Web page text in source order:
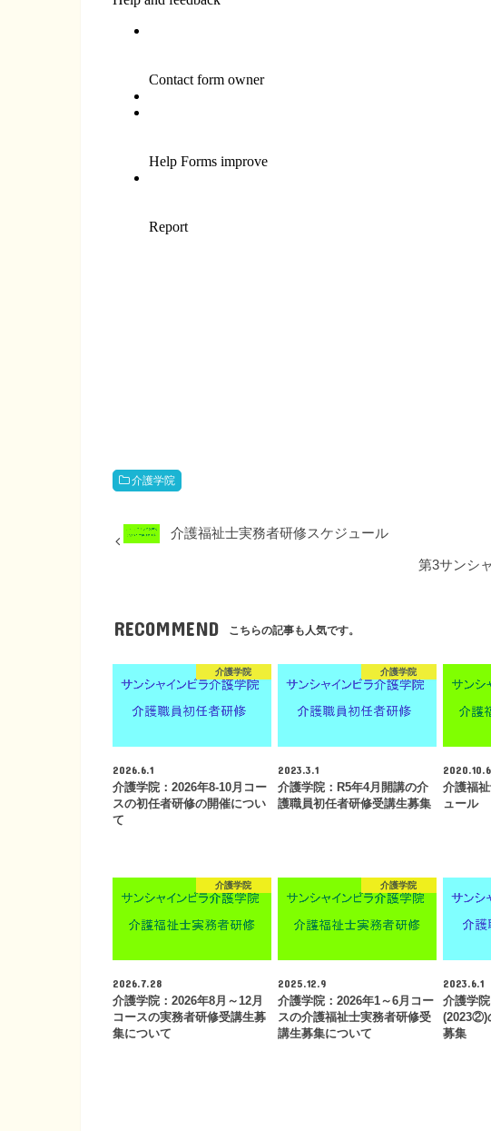
介護学院
介護福祉士実務者研修スケジュール
第3サンシ
RECOMMEND こちらの記事も人気です。
介護学院
2026.6.1
介護学院：2026年8-10月コー
スの初任者研修の開催につい
て
介護学院
2023.3.1
介護学院：R5年4月開講の介
護職員初任者研修受講生募集
2020.10.6
介護福
ュール
介護学院
2026.7.28
介護学院：2026年8月～12月
コースの実務者研修受講生募
集について
介護学院
2025.12.9
介護学院：2026年1～6月コー
スの介護福祉士実務者研修受
講生募集について
2023.6.1
介護学
(2023②)
募集